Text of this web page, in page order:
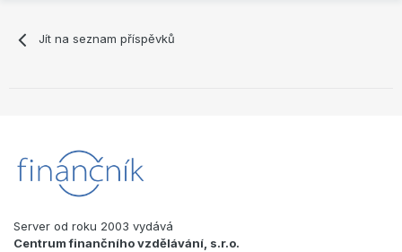
Jít na seznam příspěvků
Server od roku 2003 vydává
Centrum finančního vzdělávání, s.r.o.